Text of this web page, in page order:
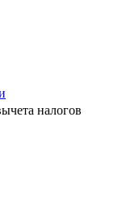
налогов